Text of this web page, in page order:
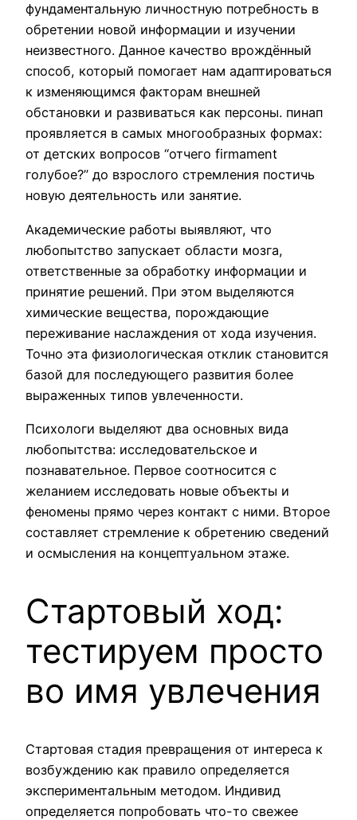
фундаментальную личностную потребность в
обретении новой информации и изучении
неизвестного. Данное качество врождённый
способ, который помогает нам адаптироваться
к изменяющимся факторам внешней
обстановки и развиваться как персоны. пинап
проявляется в самых многообразных формах:
от детских вопросов “отчего firmament
голубое?” до взрослого стремления постичь
новую деятельность или занятие.
Академические работы выявляют, что
любопытство запускает области мозга,
ответственные за обработку информации и
принятие решений. При этом выделяются
химические вещества, порождающие
переживание наслаждения от хода изучения.
Точно эта физиологическая отклик становится
базой для последующего развития более
выраженных типов увлеченности.
Психологи выделяют два основных вида
любопытства: исследовательское и
познавательное. Первое соотносится с
желанием исследовать новые объекты и
феномены прямо через контакт с ними. Второе
составляет стремление к обретению сведений
и осмысления на концептуальном этаже.
Стартовый ход:
тестируем просто
во имя увлечения
Стартовая стадия превращения от интереса к
возбуждению как правило определяется
экспериментальным методом. Индивид
определяется попробовать что-то свежее